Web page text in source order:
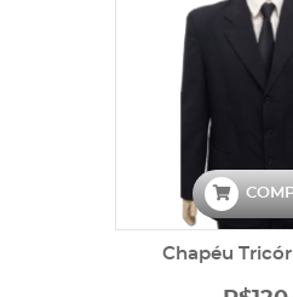
Chapéu